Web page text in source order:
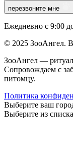
перезвоните мне
Ежедневно с 9:00
© 2025 ЗооАнгел.
ЗооАнгел —
Сопровождаем с
питомцу.
Политика
Выберите ваш
Выберите из